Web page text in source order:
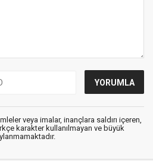
veya imalar, inançlara saldırı içeren,
karakter kullanılmayan ve büyük